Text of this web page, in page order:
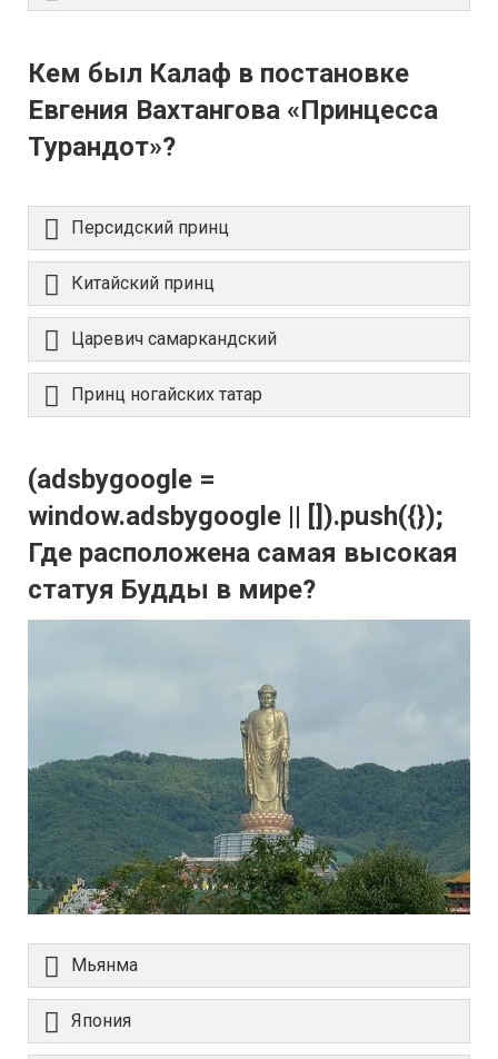
Кем был Калаф в постановке
Евгения Вахтангова «Принцесса
Турандот»?
Персидский принц
Китайский принц
Царевич самаркандский
Принц ногайских татар
(adsbygoogle =
window.adsbygoogle || []).push({});
Где расположена самая высокая
статуя Будды в мире?
Мьянма
Япония